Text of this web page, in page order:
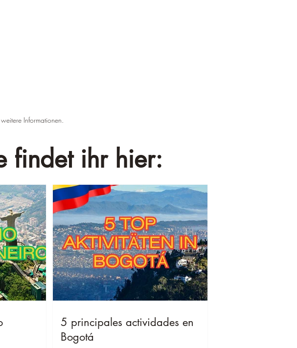
Informationen.
findet ihr hier:
5 principales actividades en
Bogotá